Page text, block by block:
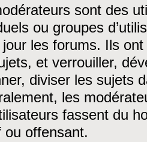
sont des
ou groupes
les forums. Ils ont
et verrouiller,
diviser les sujets
les
fassent du
ou offensant.